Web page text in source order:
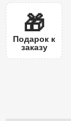
🎁
Подарок к
заказу